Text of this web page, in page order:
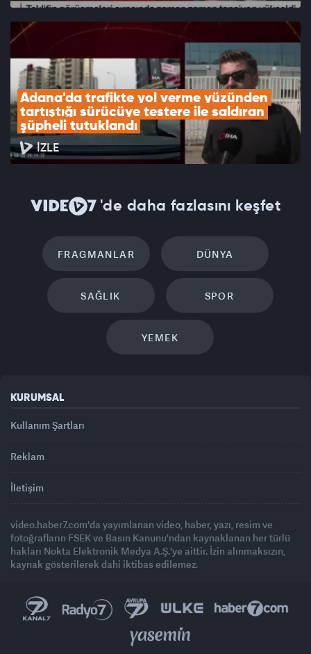
Adana'da trafikte yol verme yüzünden
tartıştığı sürücüye testere ile saldıran
şüpheli tutuklandı
İZLE
'de daha fazlasını keşfet
FRAGMANLAR DÜNYA
SAĞLIK SPOR
YEMEK
KURUMSAL
Kullanım Şartları
Reklam
İletişim
video.haber7.com'da yayımlanan video, haber, yazı, resim ve
fotoğrafların FSEK ve Basın Kanunu'ndan kaynaklanan her türlü
hakları Nokta Elektronik Medya A.Ş.'ye aittir. İzin alınmaksızın,
kaynak gösterilerek dahi iktibas edilemez.